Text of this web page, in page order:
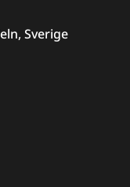
Sverige